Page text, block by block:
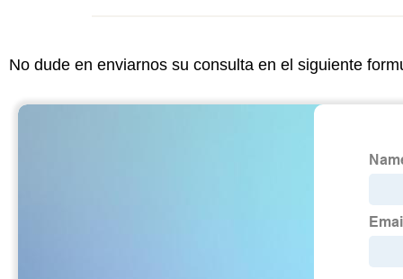
No dude en enviarnos su consulta en el siguiente